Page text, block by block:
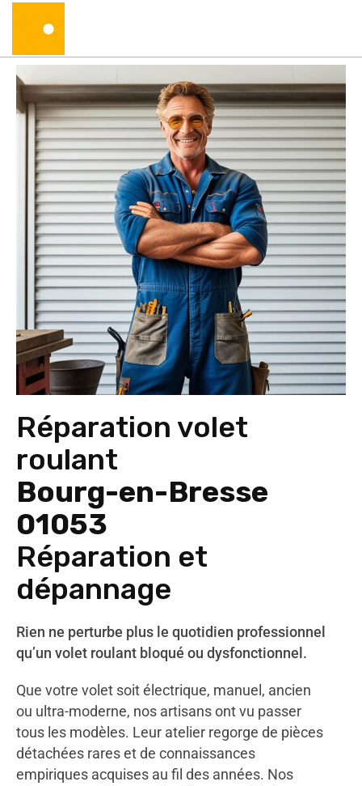
Réparation volet
roulant
Bourg-en-Bresse
01053
Réparation et
dépannage
Rien ne perturbe plus le quotidien professionnel
qu’un volet roulant bloqué ou dysfonctionnel.
Que votre volet soit électrique, manuel, ancien
ou ultra-moderne, nos artisans ont vu passer
tous les modèles. Leur atelier regorge de pièces
détachées rares et de connaissances
empiriques acquises au fil des années. Nos